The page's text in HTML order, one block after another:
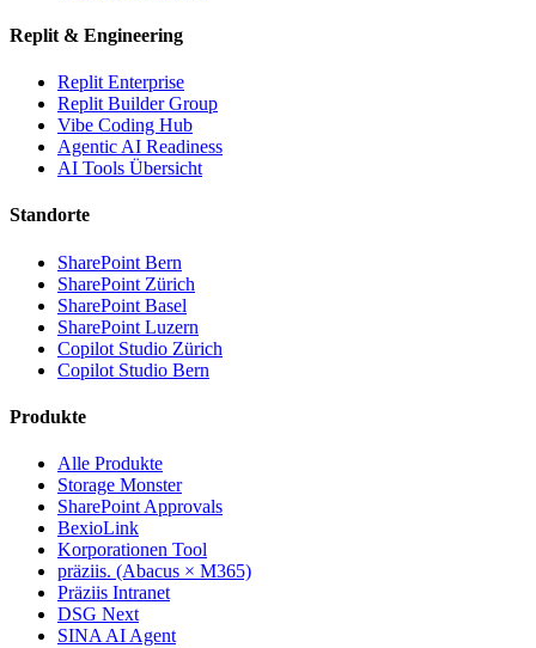
Replit & Engineering
Replit Enterprise
Replit Builder Group
Vibe Coding Hub
Agentic AI Readiness
AI Tools Übersicht
Standorte
SharePoint Bern
SharePoint Zürich
SharePoint Basel
SharePoint Luzern
Copilot Studio Zürich
Copilot Studio Bern
Produkte
Alle Produkte
Storage Monster
SharePoint Approvals
BexioLink
Korporationen Tool
präziis. (Abacus × M365)
Präziis Intranet
DSG Next
SINA AI Agent